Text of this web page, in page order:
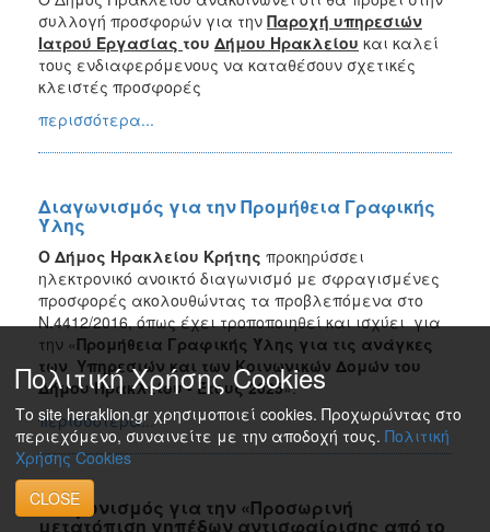
συλλογή προσφορών για την Παροχή υπηρεσιών
Ιατρού Εργασίας του Δήμου Ηρακλείου και καλεί
τους ενδιαφερόμενους να καταθέσουν σχετικές
κλειστές προσφορές
περισσότερα...
Διαγωνισμός για την Προμήθεια Γραφικής
Ύλης
Ο Δήμος Ηρακλείου Κρήτης προκηρύσσει
ηλεκτρονικό ανοικτό διαγωνισμό με σφραγισμένες
προσφορές ακολουθώντας τα προβλεπόμενα στο
Ν.4412/2016, όπως έχει τροποποιηθεί και ισχύει για
την «Προμήθεια Γραφικής Ύλης για τις ανάγκες
των Υπηρεσιών και των Κοινωνικών Δομών του
Δήμου Ηρακλείου - Έτους 2025».
περισσότερα...
Διαγωνισμός για την «Προσωρινή
μετατόπιση γηπέδων αντισφαίρισης από το
Πολιτική Χρήσης Cookies
Το site heraklion.gr χρησιμοποιεί cookies. Προχωρώντας στο
περιεχόμενο, συναινείτε με την αποδοχή τους. Πολιτική
Χρήσης Cookies
CLOSE